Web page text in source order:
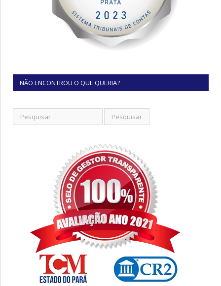
NÃO ENCONTROU O QUE QUERIA?